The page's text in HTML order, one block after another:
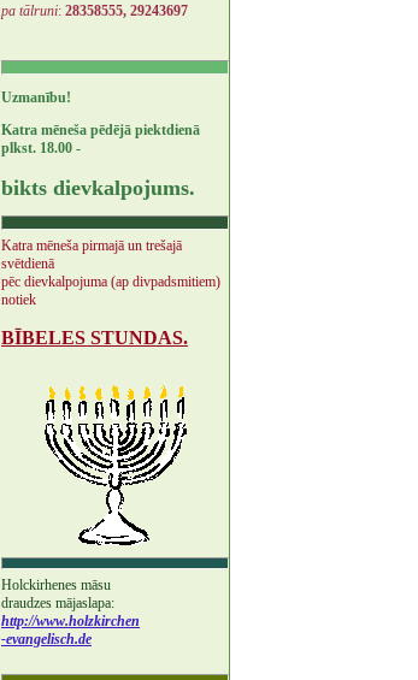
pa tālruni: 28358555, 29243697
Uzmanību!
Katra mēneša pēdējā piektdienā
plkst. 18.00 -
bikts dievkalpojums.
Katra mēneša pirmajā un trešajā
svētdienā
pēc dievkalpojuma (ap divpadsmitiem)
notiek
BĪBELES STUNDAS.
Holckirhenes māsu
draudzes mājaslapa:
http://www.holzkirchen
-evangelisch.de